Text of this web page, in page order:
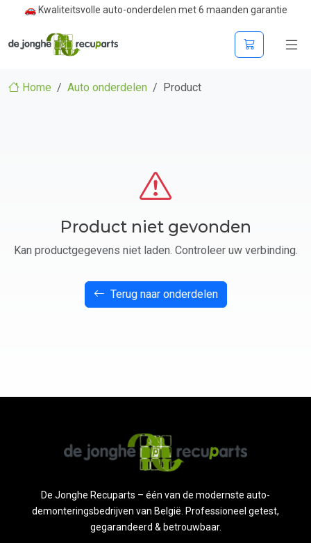
🚗 Kwaliteitsvolle auto-onderdelen met 6 maanden garantie
Home Auto onderdelen Product
Product niet gevonden
Kan productgegevens niet laden. Controleer uw verbinding.
Terug naar onderdelen
De Jonghe Recuparts – één van de modernste auto-
demonteringsbedrijven van België. Professioneel getest,
gegarandeerd & betrouwbaar.